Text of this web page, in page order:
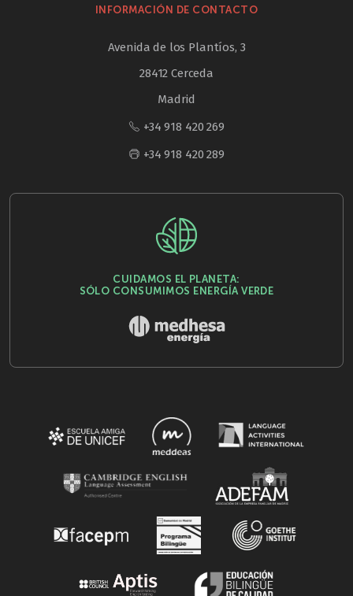
INFORMACIÓN DE CONTACTO
Avenida de los Plantíos, 3
28412 Cerceda
Madrid
+34 918 420 269
+34 918 420 289
CUIDAMOS EL PLANETA:
SÓLO CONSUMIMOS ENERGÍA VERDE